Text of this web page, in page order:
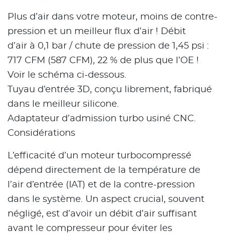
Plus d’air dans votre moteur, moins de contre-
pression et un meilleur flux d’air ! Débit
d’air à 0,1 bar / chute de pression de 1,45 psi :
717 CFM (587 CFM), 22 % de plus que l’OE !
Voir le schéma ci-dessous.
Tuyau d’entrée 3D, conçu librement, fabriqué
dans le meilleur silicone.
Adaptateur d’admission turbo usiné CNC.
Considérations
L’efficacité d’un moteur turbocompressé
dépend directement de la température de
l’air d’entrée (IAT) et de la contre-pression
dans le système. Un aspect crucial, souvent
négligé, est d’avoir un débit d’air suffisant
avant le compresseur pour éviter les